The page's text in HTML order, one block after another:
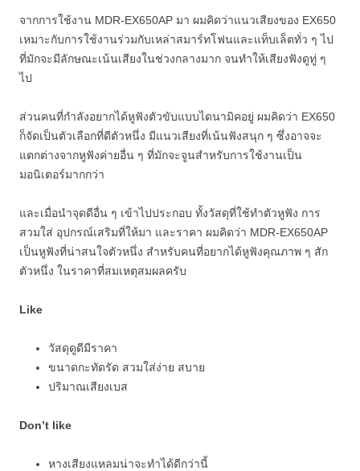
จากการใช้งาน MDR-EX650AP มา ผมคิดว่าแนวเสียงของ EX650
เหมาะกับการใช้งานร่วมกับเหล่าสมาร์ทโฟนและแท็บเล็ตทั่ว ๆ ไป
ที่มักจะมีลักษณะเน้นเสียงในช่วงกลางมาก จนทำให้เสียงฟังดูทู่ ๆ
ไป
ส่วนคนที่กำลังอยากได้หูฟังตัวขับแบบไดนามิคอยู่ ผมคิดว่า EX650
ก็จัดเป็นตัวเลือกที่ดีตัวหนึ่ง มีแนวเสียงที่เน้นฟังสนุก ๆ ซึ่งอาจจะ
แตกต่างจากหูฟังค่ายอื่น ๆ ที่มักจะจูนสำหรับการใช้งานเป็น
มอนิเตอร์มากกว่า
และเมื่อนำจุดดีอื่น ๆ เข้าไปประกอบ ทั้งวัสดุที่ใช้ทำตัวหูฟัง การ
สวมใส่ อุปกรณ์เสริมที่ให้มา และราคา ผมคิดว่า MDR-EX650AP
เป็นหูฟังที่น่าสนใจตัวหนึ่ง สำหรับคนที่อยากได้หูฟังคุณภาพ ๆ สัก
ตัวหนึ่ง ในราคาที่สมเหตุสมผลครับ
Like
วัสดุดูดีมีราคา
ขนาดกะทัดรัด สวมใส่ง่าย สบาย
ปริมาณเสียงเบส
Don’t like
หางเสียงแหลมน่าจะทำได้ดีกว่านี้